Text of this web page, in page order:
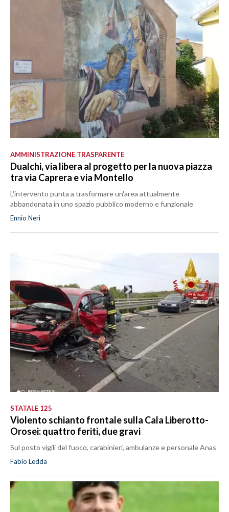
AMMINISTRAZIONE TRASPARENTE
Dualchi, via libera al progetto per la nuova piazza
tra via Caprera e via Montello
L'intervento punta a trasformare un'area attualmente
abbandonata in uno spazio pubblico moderno e funzionale
Ennio Neri
STATALE 125
Violento schianto frontale sulla Cala Liberotto-
Orosei: quattro feriti, due gravi
Sul posto vigili del fuoco, carabinieri, ambulanze e personale Anas
Fabio Ledda